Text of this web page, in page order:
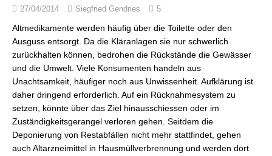
27/04/2014 Siegfried Gendries 5
Altmedikamente werden häufig über die Toilette oder den
Ausguss entsorgt. Da die Kläranlagen sie nur schwerlich
zurückhalten können, bedrohen die Rückstände die Gewässer
und die Umwelt. Viele Konsumenten handeln aus
Unachtsamkeit, häufiger noch aus Unwissenheit. Aufklärung ist
daher dringend erforderlich. Auf ein Rücknahmesystem zu
setzen, könnte über das Ziel hinausschiessen oder im
Zuständigkeitsgerangel verloren gehen. Seitdem die
Deponierung von Restabfällen nicht mehr stattfindet, gehen
auch Altarzneimittel in Hausmüllverbrennung und werden dort